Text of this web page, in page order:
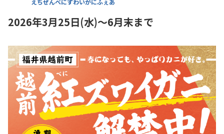
2026年3月25日(水)～6月末まで